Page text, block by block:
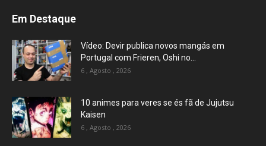
Em Destaque
Vídeo: Devir publica novos mangás em
Portugal com Frieren, Oshi no...
6 , Agosto , 2026
10 animes para veres se és fã de Jujutsu
Kaisen
6 , Agosto , 2026